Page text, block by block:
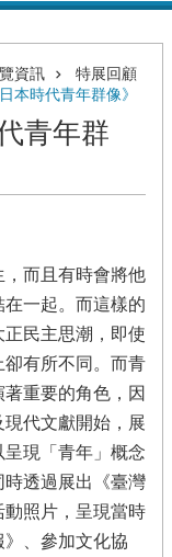
資訊
特展回顧
本時代青年群像》
青年群
而且有時會將他
一起。而這樣的
民主思潮，即使
有所不同。而青
重要的角色，因
代文獻開始，展
現「青年」概念
透過展出《臺灣
照片，呈現當時
、參加文化協